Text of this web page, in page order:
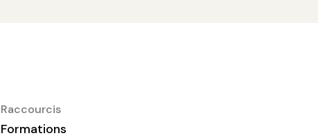
Raccourcis
Formations